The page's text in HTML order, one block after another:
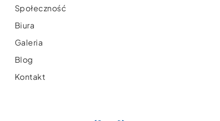
Społeczność
Biura
Galeria
Blog
Kontakt